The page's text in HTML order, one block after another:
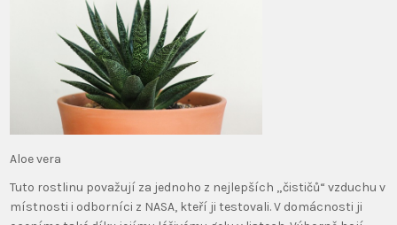
Aloe vera
Tuto rostlinu považují za jednoho z nejlepších „čističů“ vzduchu v
místnosti i odborníci z NASA, kteří ji testovali. V domácnosti ji